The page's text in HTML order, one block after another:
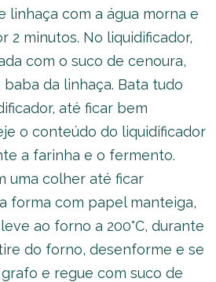
linhaça com a água morna e
2 minutos. No liquidificador,
com o suco de cenoura,
baba da linhaça. Bata tudo
até ficar bem
o conteúdo do liquidificador
a farinha e o fermento.
uma colher até ficar
forma com papel manteiga,
ao forno a 200°C, durante
do forno, desenforme e se
e regue com suco de